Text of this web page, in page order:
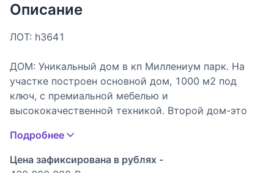
Описание
ЛОТ: h3641
ДОМ: Уникальный дом в кп Миллениум парк. На
участке построен основной дом, 1000 м2 под
ключ, с премиальной мебелью и
высококачественной техникой. Второй дом-это
залом. И третьим строением является
отапливаемая беседка для круглогодичного
использования, с кухней и барбекю.
Подробнее
Цена зафиксирована в рублях -